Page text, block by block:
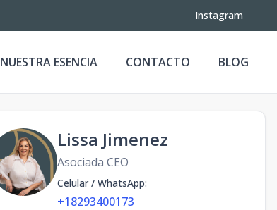
Instagram
NUESTRA ESENCIA CONTACTO BLOG
Lissa Jimenez
Asociada CEO
Celular / WhatsApp:
+18293400173